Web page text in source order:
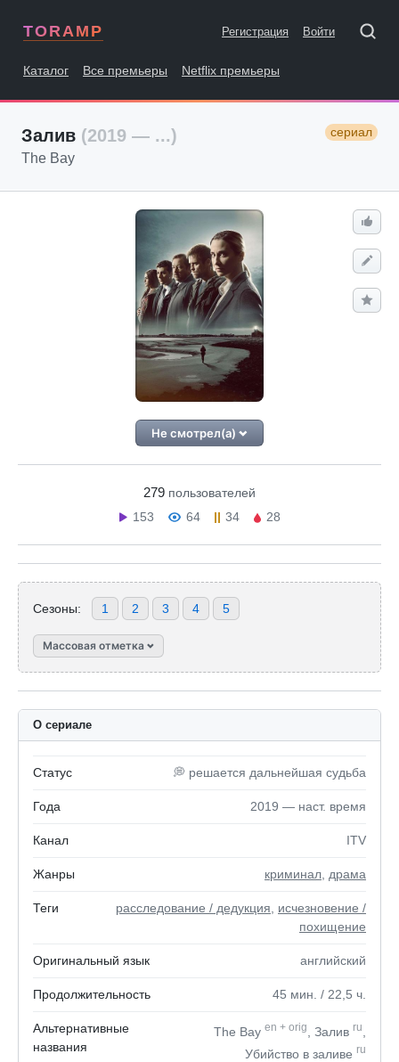
TORAMP Регистрация Войти
Каталог Все премьеры Netflix премьеры
Залив (2019 — ...) сериал
The Bay
Не смотрел(а)
279 пользователей
153
64 34 28
Сезоны: 1 2 3 4 5
Массовая отметка
О сериале
Статус 💭 решается дальнейшая судьба
Года 2019 — наст. время
Канал ITV
Жанры криминал драма
Теги расследование / дедукция
исчезновение /
похищение
Оригинальный язык английский
Продолжительность 45 мин. / 22,5 ч.
Альтернативные
названия
The Bay en + orig , Залив ru
Убийство в заливе ru